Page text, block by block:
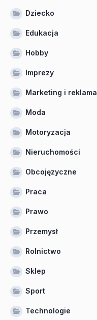
Dziecko
Edukacja
Hobby
Imprezy
Marketing i reklama
Moda
Motoryzacja
Nieruchomości
Obcojęzyczne
Praca
Prawo
Przemysł
Rolnictwo
Sklep
Sport
Technologie